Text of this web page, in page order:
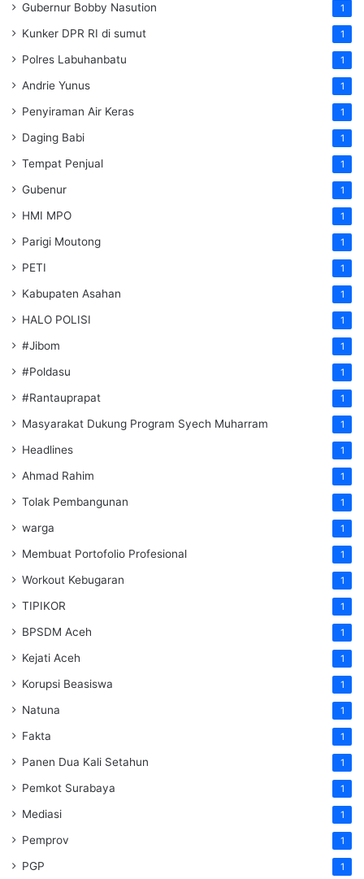
Gubernur Bobby Nasution 1
Kunker DPR RI di sumut 1
Polres Labuhanbatu 1
Andrie Yunus 1
Penyiraman Air Keras 1
Daging Babi 1
Tempat Penjual 1
Gubenur 1
HMI MPO 1
Parigi Moutong 1
PETI 1
Kabupaten Asahan 1
HALO POLISI 1
#Jibom 1
#Poldasu 1
#Rantauprapat 1
Masyarakat Dukung Program Syech Muharram 1
Headlines 1
Ahmad Rahim 1
Tolak Pembangunan 1
warga 1
Membuat Portofolio Profesional 1
Workout Kebugaran 1
TIPIKOR 1
BPSDM Aceh 1
Kejati Aceh 1
Korupsi Beasiswa 1
Natuna 1
Fakta 1
Panen Dua Kali Setahun 1
Pemkot Surabaya 1
Mediasi 1
Pemprov 1
PGP 1